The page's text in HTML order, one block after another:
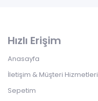
Hızlı Erişim
Anasayfa
İletişim & Müşteri Hizmetleri
Sepetim